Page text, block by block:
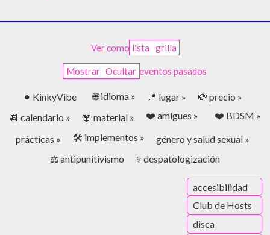
Ver como lista grilla
Mostrar Ocultar eventos pasados
⚫︎ KinkyVibe 🌐 idioma » 📍 lugar »
💸 precio »
📆 calendario »
📖 material » ❤️ amigues » ❤️ BDSM »
prácticas » 🛠️ implementos »
género y salud sexual »
⚖️ antipunitivismo
⚕️ despatologización
accesibilidad
Club de Hosts
disca